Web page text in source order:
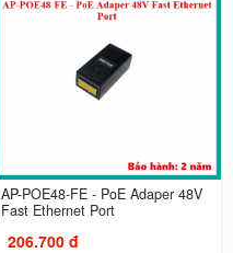
AP-POE48-FE - PoE Adaper 48V
Fast Ethernet Port
206.700 đ